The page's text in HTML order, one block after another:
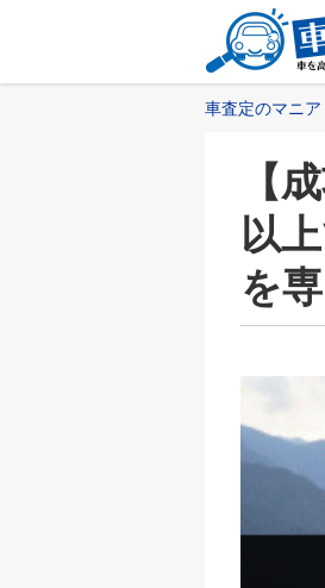
車査定のマニア
【
以
を